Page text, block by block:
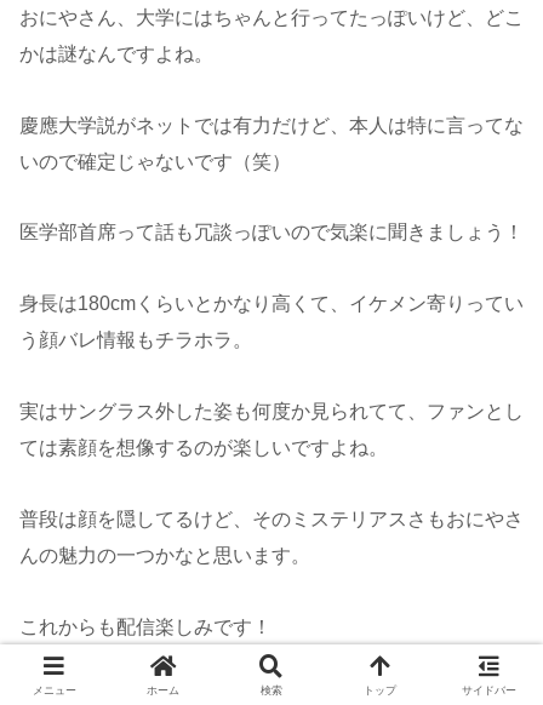
おにやさん、大学にはちゃんと行ってたっぽいけど、どこ
かは謎なんですよね。
慶應大学説がネットでは有力だけど、本人は特に言ってな
いので確定じゃないです（笑）
医学部首席って話も冗談っぽいので気楽に聞きましょう！
身長は180cmくらいとかなり高くて、イケメン寄りってい
う顔バレ情報もチラホラ。
実はサングラス外した姿も何度か見られてて、ファンとし
ては素顔を想像するのが楽しいですよね。
普段は顔を隠してるけど、そのミステリアスさもおにやさ
んの魅力の一つかなと思います。
これからも配信楽しみです！
スポンサーリンク
メニュー ホーム 検索 トップ サイドバー